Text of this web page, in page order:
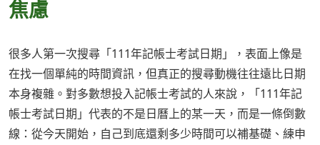
焦慮
很多人第一次搜尋「111年記帳士考試日期」，表面上像是
在找一個單純的時間資訊，但真正的搜尋動機往往遠比日期
本身複雜。對多數想投入記帳士考試的人來說，「111年記
帳士考試日期」代表的不是日曆上的某一天，而是一條倒數
線：從今天開始，自己到底還剩多少時間可以補基礎、練申